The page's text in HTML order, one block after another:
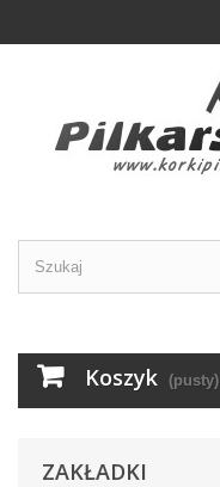
Koszyk (pusty)
ZAKŁADKI